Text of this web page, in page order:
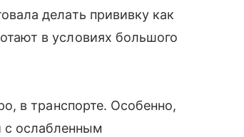
делать прививку как
в условиях большого
в транспорте. Особенно,
ослабленным